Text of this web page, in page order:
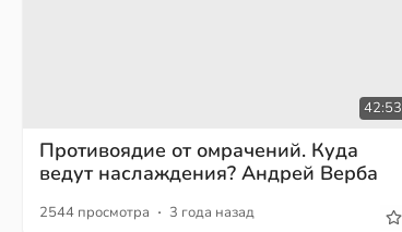
42:53
Противоядие от омрачений. Куда
ведут наслаждения? Андрей Верба
2544 просмотра · 3 года назад